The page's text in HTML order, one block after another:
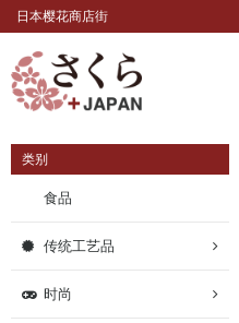
日本樱花商店街
类别
食品
传统工艺品
时尚